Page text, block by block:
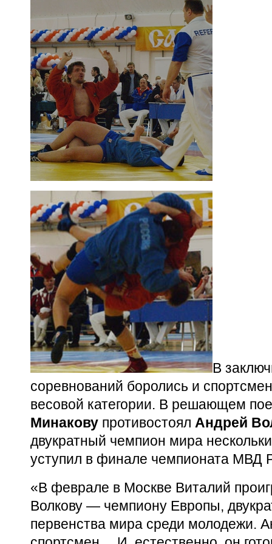
В
соревнований боролись и
весовой категории. В решающем
Минакову противостоял Андрей
двукратный чемпион мира
уступил в финале чемпионата МВД
«В феврале в Москве Виталий
Волкову — чемпиону Европы,
первенства мира среди молодежи.